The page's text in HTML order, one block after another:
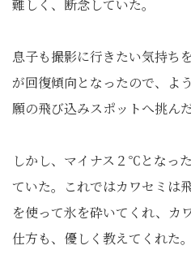
難しく、断念していた。
息子も撮影に行きたい気持ち
が回復傾向となったので、よ
願の飛び込みスポットへ挑んだ
しかし、マイナス２℃となっ
ていた。これではカワセミは
を使って氷を砕いてくれ、カ
仕方も、優しく教えてくれた。